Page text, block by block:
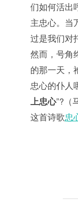
们如何活
主忠心。当
过是我们对
然而，号角
的那一天，
忠心的仆人
上忠心”?（
这首诗歌忠